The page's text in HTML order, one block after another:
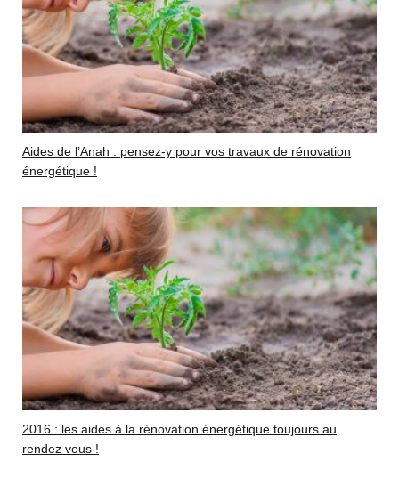
Aides de l’Anah : pensez-y pour vos travaux de rénovation
énergétique !
2016 : les aides à la rénovation énergétique toujours au
rendez vous !